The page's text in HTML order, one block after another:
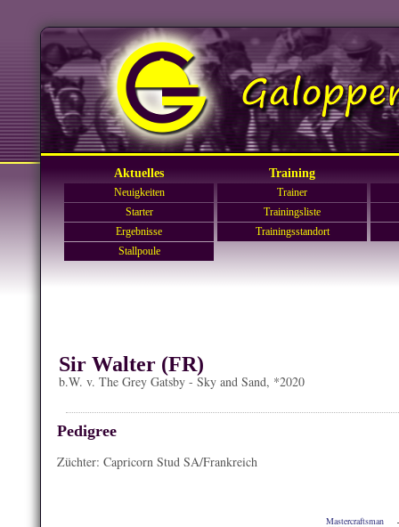
Aktuelles Training
Neuigkeiten
Starter
Ergebnisse
Stallpoule
Trainer
Trainingsliste
Trainingsstandort
Sir Walter (FR)
b.W. v. The Grey Gatsby - Sky and Sand, *2020
Pedigree
Züchter: Capricorn Stud SA/Frankreich
Mastercraftsman